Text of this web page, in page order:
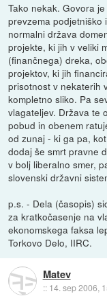
Tako nekak. Govora
prevzema
normalni država
projekte, ki jih v veliki
(finančnega) dreka,
projektov, ki jih
prisotnost v nekaterih
kompletno sliko. Pa
vlagateljev. Država te
pobud in obenem
od zunaj - ki ga pa,
dodaj še smrt pravne
v bolj liberalno smer,
slovenski državni
p.s. - Dela (časopis)
za kratkočasenje na
ekonomskega faksa
Torkovo Delo, IIRC.
Matev
:: 14. sep 2006,